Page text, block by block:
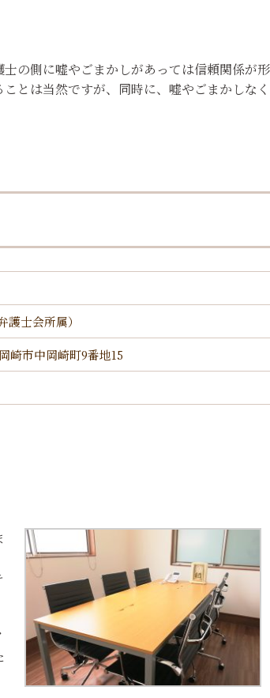
の側に嘘やごまかしがあっては信頼関係が形
とは当然ですが、同時に、嘘やごまかしな
士会所属）
崎市中岡崎町9番地15